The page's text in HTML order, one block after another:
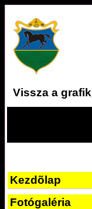
Vissza a
Kezdõlap
Fotógaléria